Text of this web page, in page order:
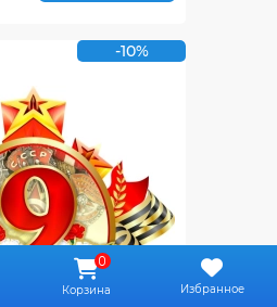
0
Корзина Избранное
-10%